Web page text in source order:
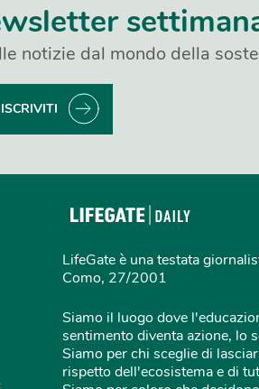
notizie dal mondo della
ISCRIVITI
LifeGate è una testata
Como, 27/2001
Siamo il luogo dove
sentimento diventa azione, lo
Siamo per chi sceglie di
rispetto dell'ecosistema e di